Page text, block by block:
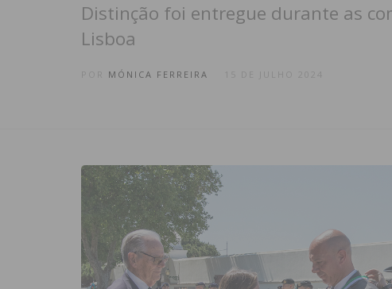
Distinção foi entregue durante as
Lisboa
MÓNICA FERREIRA 15 DE JULHO 2024